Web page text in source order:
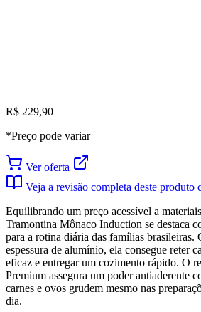
R$ 229,90
*Preço pode variar
Ver oferta
Veja a revisão completa deste produto
Equilibrando um preço acessível a
Tramontina Mônaco Induction se destaca
para a rotina diária das famílias brasileiras.
espessura de alumínio, ela consegue reter
eficaz e entregar um cozimento rápido. O
Premium assegura um poder antiaderente
carnes e ovos grudem mesmo nas
dia.